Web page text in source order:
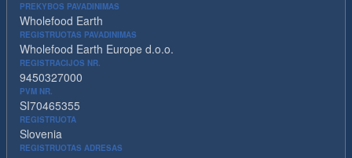
PREKYBOS PAVADINIMAS
Wholefood Earth
REGISTRUOTAS PAVADINIMAS
Wholefood Earth Europe d.o.o.
REGISTRACIJOS NR.
9450327000
PVM NR.
SI70465355
REGISTRUOTA
Slovenia
REGISTRUOTAS ADRESAS